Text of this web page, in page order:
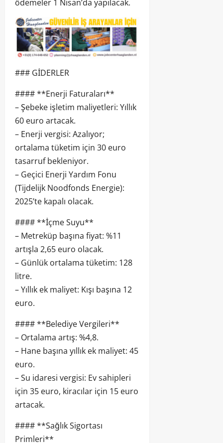
ödemeler 1 Nisan’da yapılacak.
### GİDERLER
#### **Enerji Faturaları**
– Şebeke işletim maliyetleri: Yıllık
60 euro artacak.
– Enerji vergisi: Azalıyor;
ortalama tüketim için 30 euro
tasarruf bekleniyor.
– Geçici Enerji Yardım Fonu
(Tijdelijk Noodfonds Energie):
2025’te kapalı olacak.
#### **İçme Suyu**
– Metreküp başına fiyat: %11
artışla 2,65 euro olacak.
– Günlük ortalama tüketim: 128
litre.
– Yıllık ek maliyet: Kışı başına 12
euro.
#### **Belediye Vergileri**
– Ortalama artış: %4,8.
– Hane başına yıllık ek maliyet: 45
euro.
– Su idaresi vergisi: Ev sahipleri
için 35 euro, kiracılar için 15 euro
artacak.
#### **Sağlık Sigortası
Primleri**